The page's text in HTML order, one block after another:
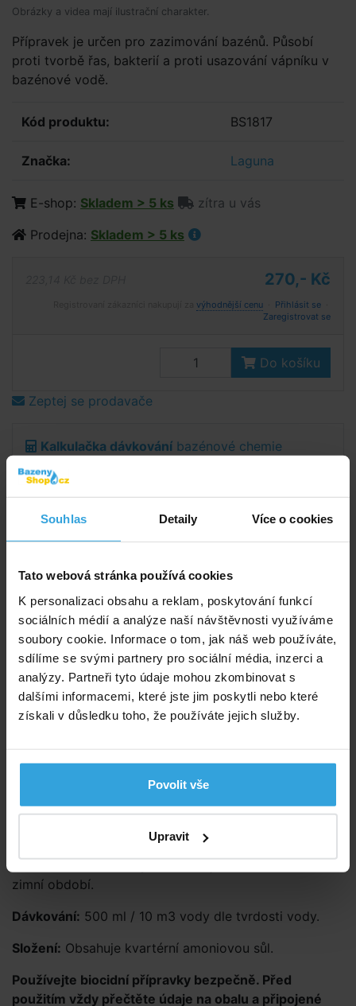
Souhlas Detaily Více o cookies
Tato webová stránka používá cookies
K personalizaci obsahu a reklam, poskytování funkcí
sociálních médií a analýze naší návštěvnosti využíváme
soubory cookie. Informace o tom, jak náš web používáte,
sdílíme se svými partnery pro sociální média, inzerci a
analýzy. Partneři tyto údaje mohou zkombinovat s
dalšími informacemi, které jste jim poskytli nebo které
získali v důsledku toho, že používáte jejich služby.
Povolit vše
Upravit
Obrázky a videa mají ilustrační charakter.
Přípravek je určen pro zazimování bazénů. Působí
proti tvorbě řas, bakterií a proti usazování vápníku v
bazénové vodě.
Kód produktu: BS1817
Značka: Laguna
E-shop: Skladem > 5 ks
zítra u vás
Prodejna: Skladem > 5 ks
270,- Kč
výhodnější cenu Přihlásit se
Zaregistrovat se
Do košíku
Zeptej se prodavače
Kalkulačka dávkování bazénové chemie
LAGUNA
Podrobný popis
Použitím uvedeného přípravku se usnadní
zahájení jarního provozu bazénu. Dezinfekční a
algicidní (protiřasový) účinek přípravku zajistí
uchování bazénové vody během zimního období.
Přípravek nezamezí zamrznutí vody.
Návod k použití:Na konci sezóny připravte bazén na
přezimování dle pokynů pro zimní údržbu bazénu
a chloru a následně použijte přípravek Laguna Zima.
Potřebné množství zřeďte 1:10–20 vodou v plastové
plachtou a jejím upevnění je bazén připraven na zimu.
zimní období.
Dávkování: 500 ml / 10 m3 vody dle tvrdosti vody.
Složení: Obsahuje kvartérní amoniovou sůl.
Používejte biocidní přípravky bezpečně. Před
použitím vždy přečtěte údaje na obalu a připojené